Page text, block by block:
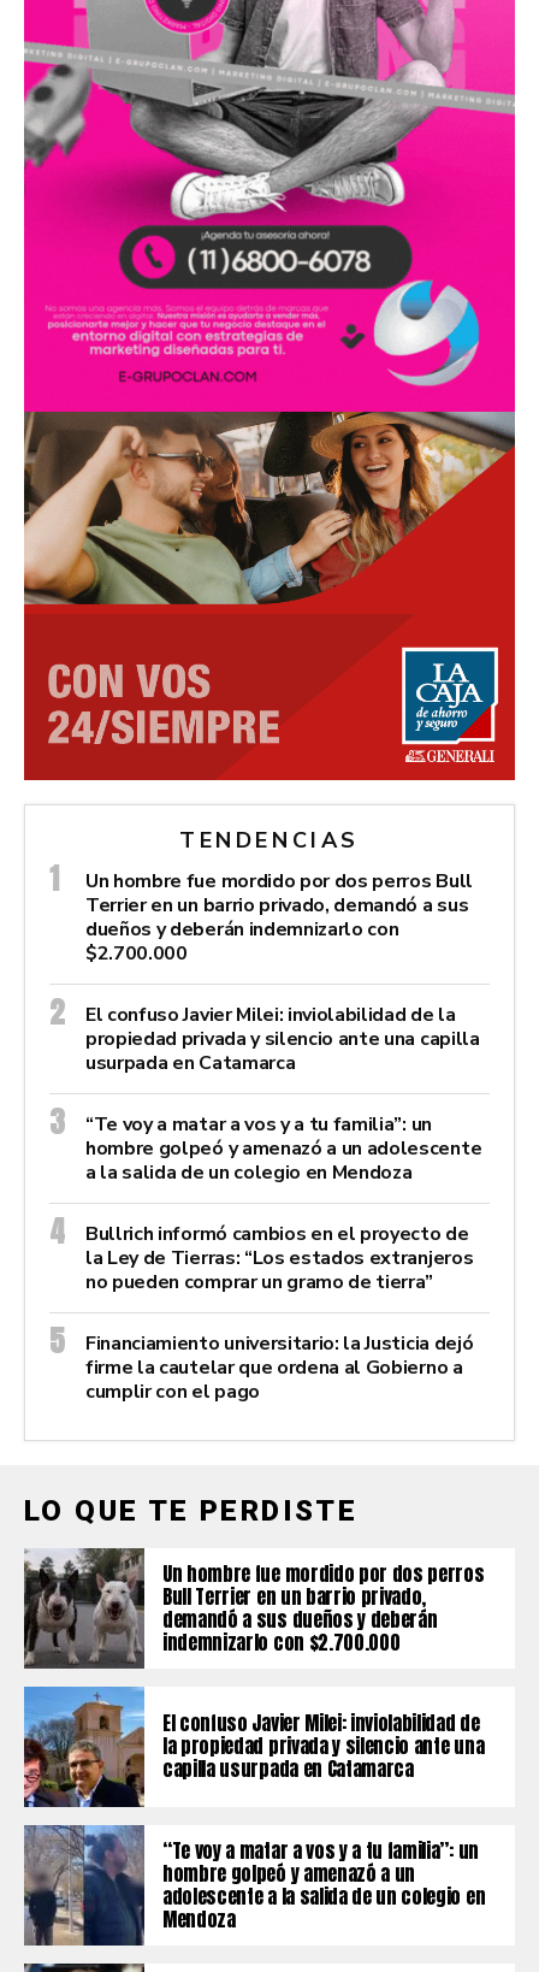
TENDENCIAS
Un hombre fue mordido por dos perros Bull
Terrier en un barrio privado, demandó a sus
dueños y deberán indemnizarlo con
$2.700.000
El confuso Javier Milei: inviolabilidad de la
propiedad privada y silencio ante una capilla
usurpada en Catamarca
“Te voy a matar a vos y a tu familia”: un
hombre golpeó y amenazó a un adolescente
a la salida de un colegio en Mendoza
Bullrich informó cambios en el proyecto de
la Ley de Tierras: “Los estados extranjeros
no pueden comprar un gramo de tierra”
Financiamiento universitario: la Justicia dejó
firme la cautelar que ordena al Gobierno a
cumplir con el pago
LO QUE TE PERDISTE
Un hombre fue mordido por dos perros
Bull Terrier en un barrio privado,
demandó a sus dueños y deberán
indemnizarlo con $2.700.000
El confuso Javier Milei: inviolabilidad de
la propiedad privada y silencio ante una
capilla usurpada en Catamarca
“Te voy a matar a vos y a tu familia”: un
hombre golpeó y amenazó a un
adolescente a la salida de un colegio en
Mendoza